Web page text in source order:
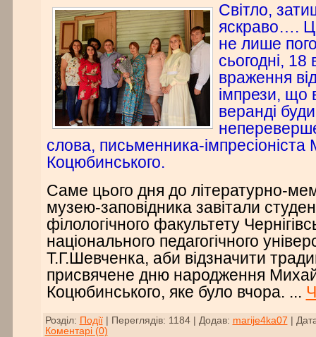
Світло,
яскраво….
не лише
сьогодні, 18
враження
імпрези, що
веранді
слова, письменника-
Коцюбинського.
Саме цього дня до літературно-
музею-заповідника завітали
філологічного факультету
національного педагогічного
Т.Г.Шевченка, аби відзначити
присвячене дню народження
Коцюбинського, яке було вчора. ...
Розділ: Події| Переглядів: 1184| Додав: marije4ka07
Коментарі (0)